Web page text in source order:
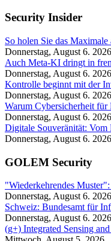
Security Insider
So holen Sie das Maximale
Donnerstag, August 6. 2026
Auch Meta-KI dringt in
Donnerstag, August 6. 2026
Kontrolle beginnt mit der
Donnerstag, August 6. 2026
Warum Cybersicherheit für
Donnerstag, August 6. 2026
Digitale Souveränität:
Donnerstag, August 6. 2026
GOLEM Security
"Wiederkehrendes
Donnerstag, August 6. 2026
Schweiz: Bundesamt für
Donnerstag, August 6. 2026
(g+) Integrated Sensing